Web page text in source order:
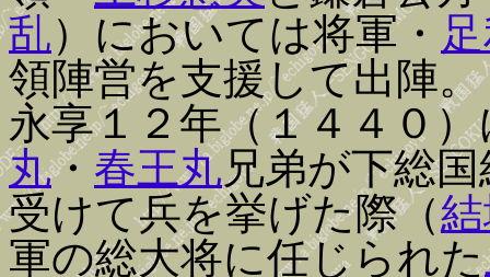
乱）においては将軍・
領陣営を支援して出陣。
永享１２年（１４４０
丸・ 春王丸兄弟が下総
受けて兵を挙げた際（
軍の総大将に任じられた